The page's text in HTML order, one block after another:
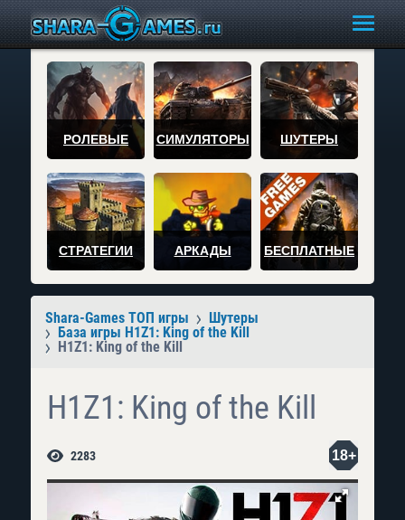
РОЛЕВЫЕ СИМУЛЯТОРЫ ШУТЕРЫ
СТРАТЕГИИ АРКАДЫ БЕСПЛАТНЫЕ
Shara-Games ТОП игры
Шутеры
База игры H1Z1: King of the Kill
H1Z1: King of the Kill
H1Z1: King of the Kill
2283 18+